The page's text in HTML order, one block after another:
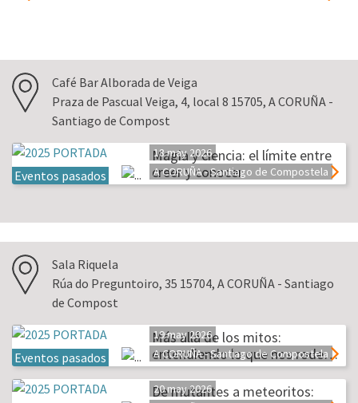
Café Bar Alborada de Veiga
Praza de Pascual Veiga, 4, local 8 15705, A CORUÑA -
Santiago de Compost
Eventos pasados
Magia y ciencia: el límite entre
creer y conocer
18 may 2026
A CORUÑA - Santiago de Compostela
Sala Riquela
Rúa do Preguntoiro, 35 15704, A CORUÑA - Santiago
de Compost
Eventos pasados
Más allá de los mitos:
entendiendo lo que nos rode…
19 may 2026
A CORUÑA - Santiago de Compostela
De mutantes a meteoritos:
20 may 2026